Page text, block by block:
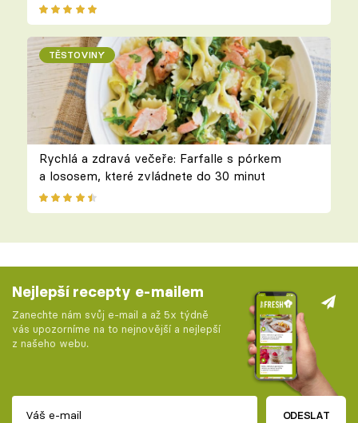
TĚSTOVINY
Rychlá a zdravá večeře: Farfalle s pórkem
a lososem, které zvládnete do 30 minut
Nejlepší recepty e-mailem
Zanechte nám svůj e-mail a až 5x týdně
vás upozorníme na to nejnovější a nejlepší
z našeho webu.
ODESLAT